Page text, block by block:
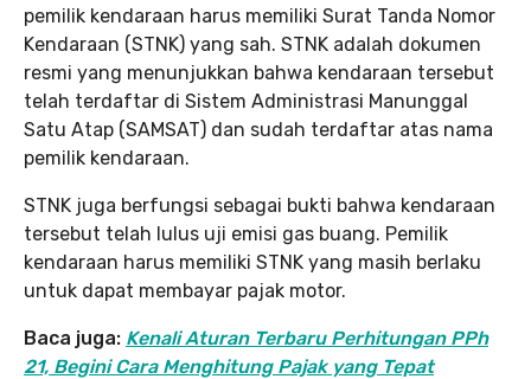
pemilik kendaraan harus memiliki Surat Tanda Nomor
Kendaraan (STNK) yang sah. STNK adalah dokumen
resmi yang menunjukkan bahwa kendaraan tersebut
telah terdaftar di Sistem Administrasi Manunggal
Satu Atap (SAMSAT) dan sudah terdaftar atas nama
pemilik kendaraan.
STNK juga berfungsi sebagai bukti bahwa kendaraan
tersebut telah lulus uji emisi gas buang. Pemilik
kendaraan harus memiliki STNK yang masih berlaku
untuk dapat membayar pajak motor.
Baca juga: Kenali Aturan Terbaru Perhitungan PPh
21, Begini Cara Menghitung Pajak yang Tepat